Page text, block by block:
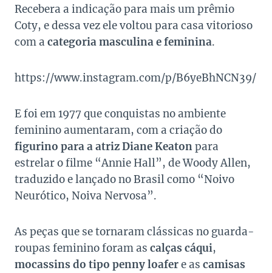
Recebera a indicação para mais um prêmio
Coty, e dessa vez ele voltou para casa vitorioso
com a categoria masculina e feminina.
https://www.instagram.com/p/B6yeBhNCN39/
E foi em 1977 que conquistas no ambiente
feminino aumentaram, com a criação do
figurino para a atriz Diane Keatonpara
estrelar o filme “Annie Hall”, de Woody Allen,
traduzido e lançado no Brasil como “Noivo
Neurótico, Noiva Nervosa”.
As peças que se tornaram clássicas no guarda-
roupas feminino foram as calças cáqui,
mocassins do tipo penny loafere as camisas